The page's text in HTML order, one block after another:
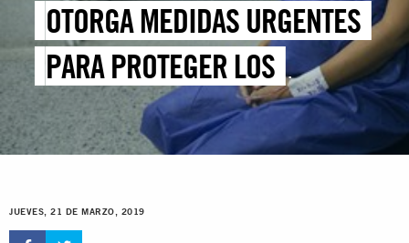
OTORGA MEDIDAS URGENTES
PARA PROTEGER LOS
DERECHOS DE LAS MUJERES Y
NIÑAS EN VENEZUELA
JUEVES, 21 DE MARZO, 2019